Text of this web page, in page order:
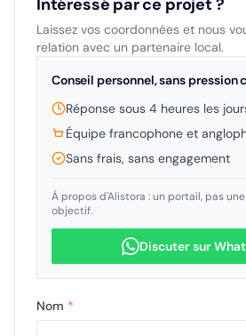
Intéressé par ce projet ?
Laissez vos coordonnées et nous
relation avec un partenaire local.
Conseil personnel, sans pression
Réponse sous 4 heures les
Équipe francophone et
Sans frais, sans engagement
À propos d'Alistora : un portail, pas
objectif.
Discuter sur
Nom *